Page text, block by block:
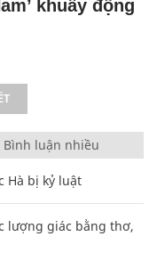
khuấy động
Bình luận nhiều
Hà bị kỷ luật
lượng giác bằng thơ,